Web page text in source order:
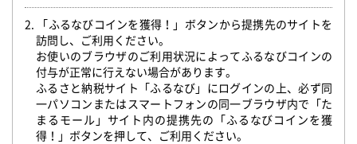
2. 「ふるなびコインを獲得！」ボタンから提携先のサイトを
訪問し、ご利用ください。
お使いのブラウザのご利用状況によってふるなびコインの
付与が正常に行えない場合があります。
ふるさと納税サイト「ふるなび」にログインの上、必ず同
一パソコンまたはスマートフォンの同一ブラウザ内で「た
まるモール」サイト内の提携先の「ふるなびコインを獲
得！」ボタンを押して、ご利用ください。